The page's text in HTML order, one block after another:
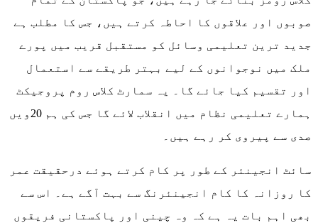
صوبوں اور علاقوں کا احاطہ کرتے ہیں، جس کا مطلب ہے
جدید ترین تعلیمی وسائل کو مستقبل قریب میں پورے
ملک میں نوجوانوں کے لیے بہتر طریقے سے استعمال
اور تقسیم کیا جائے گا۔ یہ سمارٹ کلاس روم پروجیکٹ
ہمارے تعلیمی نظام میں انقلاب لائے گا جس کی ہم 20ویں
صدی سے پیروی کر رہے ہیں۔
سائٹ انجینئر کے طور پر کام کرتے ہوئے درحقیقت عمر
کا روزانہ کا کام انجینئرنگ سے بہت آگے ہے۔ اس سے
بھی اہم بات یہ ہے کہ وہ چینی اور پاکستانی فریقوں